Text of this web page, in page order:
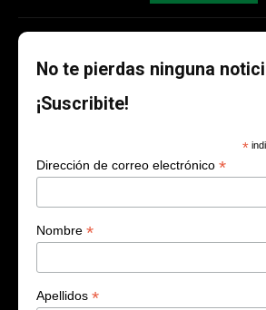
No te pierdas ninguna
¡Suscribite!
*
Dirección de correo electrónico *
Nombre *
Apellidos *